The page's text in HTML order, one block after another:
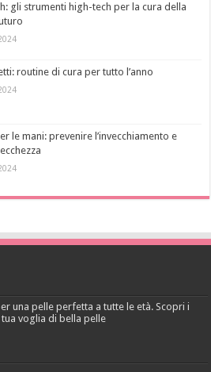
gli strumenti high-tech per la cura della
routine di cura per tutto l’anno
le mani: prevenire l’invecchiamento e
una pelle perfetta a tutte le età. Scopri i
voglia di bella pelle